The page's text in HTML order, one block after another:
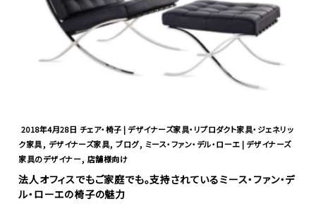
2018年4月28日 チェア・椅子 | デザイナーズ家具・リプロダクト家具・ジェネリッ
ク家具, デザイナーズ家具,ブログ, ミース・ファン・デル・ローエ | デザイナーズ
家具のデザイナー, 店舗様向け
法人オフィスでもご家庭でも。支持されているミース・ファン・デ
ル・ローエの椅子の魅力